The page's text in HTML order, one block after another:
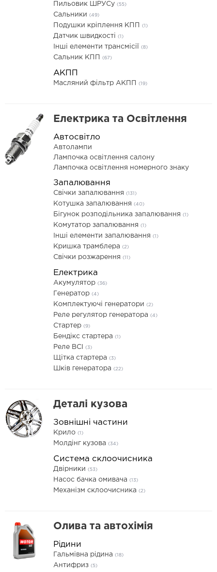
Пильовик ШРУСу (55)
Сальники (49)
Подушки кріплення КПП (1)
Датчик швидкості (1)
Інші елементи трансмісії (8)
Сальник КПП (67)
АКПП
Масляний фільтр АКПП (19)
Електрика та Освітлення
Автосвітло
Автолампи
Лампочка освітлення салону
Лампочка освітлення номерного знаку
Запалювання
Свічки запалювання (131)
Котушка запалювання (40)
Бігунок розподільника запалювання (1)
Комутатор запалювання (1)
Інші елементи запалювання (1)
Кришка трамблера (2)
Свічки розжарення (11)
Електрика
Акумулятор (36)
Генератор (4)
Комплектуючі генератори (2)
Реле регулятор генератора (4)
Стартер (9)
Бендікс стартера (1)
Реле ВСІ (3)
Щітка стартера (3)
Шків генератора (22)
Деталі кузова
Зовнішні частини
Крило (1)
Молдінг кузова (34)
Система склоочисника
Двірники (53)
Насос бачка омивача (13)
Механізм склоочисника (2)
Олива та автохімія
Рідини
Гальмівна рідина (18)
Антифриз (5)